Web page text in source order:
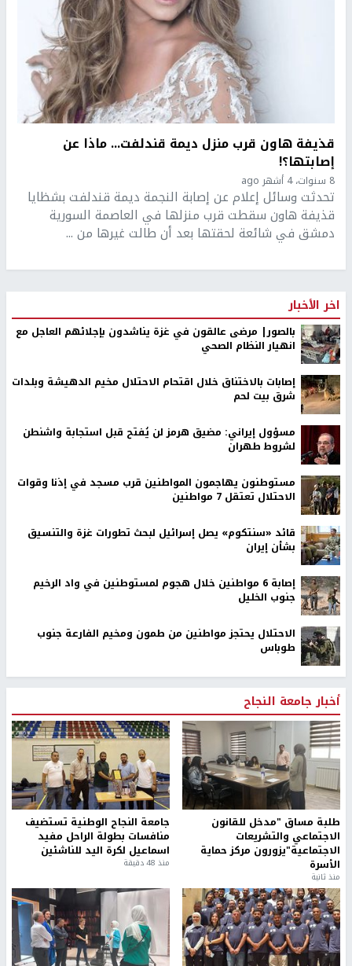
قذيفة هاون قرب منزل ديمة قندلفت... ماذا عن
إصابتها؟!
8 سنوات، 4 أشهر ago
تحدثت وسائل إعلام عن إصابة النجمة ديمة قندلفت بشظايا
قذيفة هاون سقطت قرب منزلها في العاصمة السورية
دمشق في شائعة لحقتها بعد أن طالت غيرها من ...
اخر الأخبار
بالصور| مرضى عالقون في غزة يناشدون بإجلائهم العاجل مع
انهيار النظام الصحي
إصابات بالاختناق خلال اقتحام الاحتلال مخيم الدهيشة وبلدات
شرق بيت لحم
مسؤول إيراني: مضيق هرمز لن يُفتح قبل استجابة واشنطن
لشروط طهران
مستوطنون يهاجمون المواطنين قرب مسجد في إذنا وقوات
الاحتلال تعتقل 7 مواطنين
قائد «سنتكوم» يصل إسرائيل لبحث تطورات غزة والتنسيق
بشأن إيران
إصابة 6 مواطنين خلال هجوم لمستوطنين في واد الرخيم
جنوب الخليل
الاحتلال يحتجز مواطنين من طمون ومخيم الفارعة جنوب
طوباس
أخبار جامعة النجاح
طلبة مساق "مدخل للقانون
الاجتماعي والتشريعات
الاجتماعية"يزورون مركز حماية
الأسرة
منذ ثانية
جامعة النجاح الوطنية تستضيف
منافسات بطولة الراحل مفيد
اسماعيل لكرة اليد للناشئين
منذ 48 دقيقة